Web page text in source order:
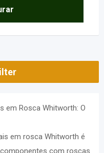
em Rosca Whitworth: O
em rosca Whitworth é
com roscas